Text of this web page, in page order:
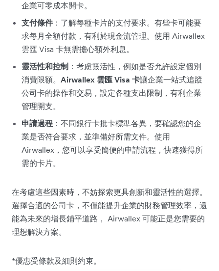
企業可零成本開卡。
支付條件：了解每種卡片的支付要求。有些卡可能要
求每月全額付款，有利於現金流管理。使用 Airwallex
雲匯 Visa 卡無需擔心額外利息。
靈活性和控制 ：考慮靈活性，例如是否允許設定個別
消費限額。 Airwallex 雲匯 Visa 卡讓企業一站式追蹤
公司卡的操作和交易，設定各種支出限制，有利企業
管理開支。
申請過程 ：不同銀行卡批卡標準各異，要確認您的企
業是否符合要求，並準備好所需文件。使用
Airwallex，您可以享受簡便的申請流程，快速獲得所
需的卡片。
在考慮這些因素時，不妨探索更具創新和靈活性的選擇。
選擇合適的公司卡，不僅能提升企業的財務管理效率，還
能為未來的增長鋪平道路， Airwallex 可能正是您需要的
理想解決方案。
*優惠受條款及細則約束。